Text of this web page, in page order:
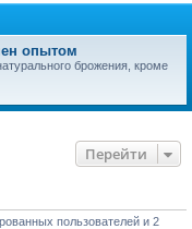
опытом
брожения, кроме
Перейти
пользователей и 2